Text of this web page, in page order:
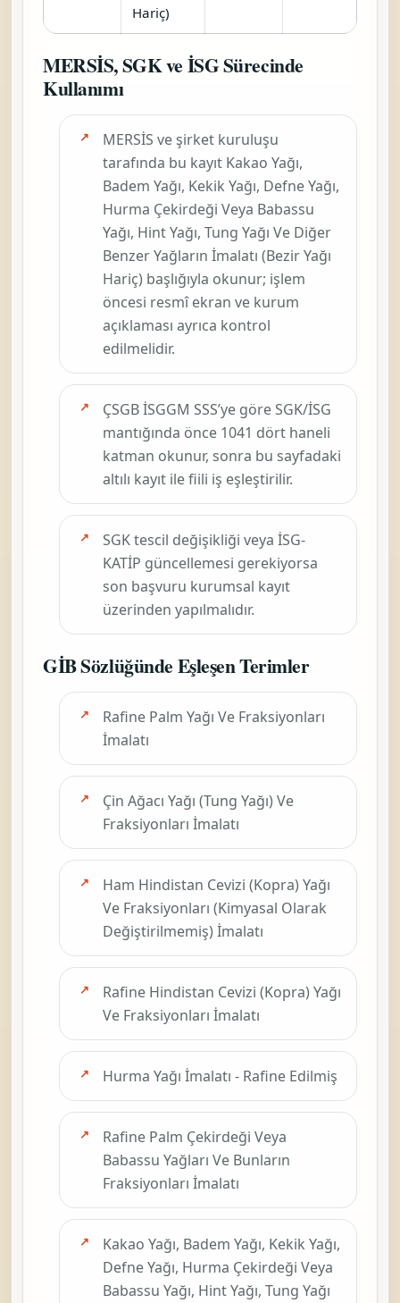
Hariç)
MERSİS, SGK ve İSG Sürecinde
Kullanımı
MERSİS ve şirket kuruluşu
tarafında bu kayıt Kakao Yağı,
Badem Yağı, Kekik Yağı, Defne Yağı,
Hurma Çekirdeği Veya Babassu
Yağı, Hint Yağı, Tung Yağı Ve Diğer
Benzer Yağların İmalatı (Bezir Yağı
Hariç) başlığıyla okunur; işlem
öncesi resmî ekran ve kurum
açıklaması ayrıca kontrol
edilmelidir.
ÇSGB İSGGM SSS’ye göre SGK/İSG
mantığında önce 1041 dört haneli
katman okunur, sonra bu sayfadaki
altılı kayıt ile fiili iş eşleştirilir.
SGK tescil değişikliği veya İSG-
KATİP güncellemesi gerekiyorsa
son başvuru kurumsal kayıt
üzerinden yapılmalıdır.
GİB Sözlüğünde Eşleşen Terimler
Rafine Palm Yağı Ve Fraksiyonları
İmalatı
Çin Ağacı Yağı (Tung Yağı) Ve
Fraksiyonları İmalatı
Ham Hindistan Cevizi (Kopra) Yağı
Ve Fraksiyonları (Kimyasal Olarak
Değiştirilmemiş) İmalatı
Rafine Hindistan Cevizi (Kopra) Yağı
Ve Fraksiyonları İmalatı
Hurma Yağı İmalatı - Rafine Edilmiş
Rafine Palm Çekirdeği Veya
Babassu Yağları Ve Bunların
Fraksiyonları İmalatı
Kakao Yağı, Badem Yağı, Kekik Yağı,
Defne Yağı, Hurma Çekirdeği Veya
Babassu Yağı, Hint Yağı, Tung Yağı